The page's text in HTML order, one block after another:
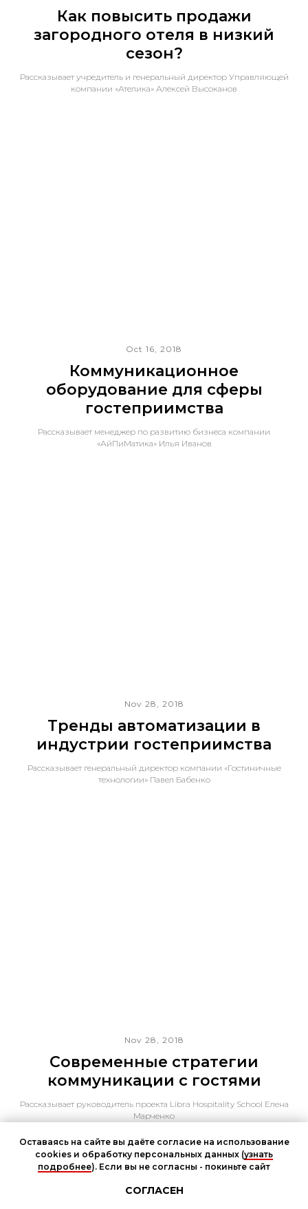
Как повысить продажи
загородного отеля в низкий
сезон?
Рассказывает учредитель и генеральный директор Управляющей
компании «Ателика» Алексей Высоканов
Oct 16, 2018
Коммуникационное
оборудование для сферы
гостеприимства
Рассказывает менеджер по развитию бизнеса компании
«АйПиМатика» Илья Иванов
Nov 28, 2018
Тренды автоматизации в
индустрии гостеприимства
Рассказывает генеральный директор компании «Гостиничные
технологии» Павел Бабенко
Nov 28, 2018
Современные стратегии
коммуникации с гостями
Рассказывает руководитель проекта Libra Hospitality School Елена
Марченко
Показать еще
Оставаясь на сайте вы даёте согласие на использование
cookies и обработку персональных данных (узнать
подробнее). Если вы не согласны - покиньте сайт
СОГЛАСЕН